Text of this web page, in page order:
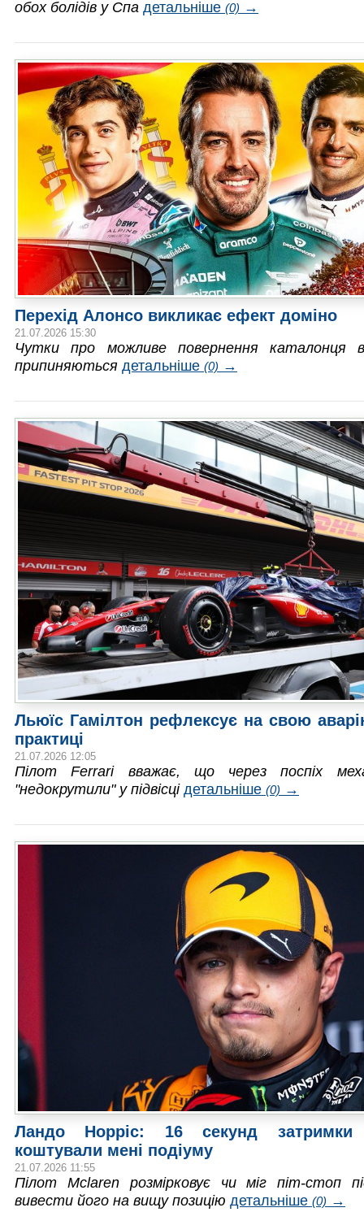
обох болідів у Спа детальніше (0) →
Перехід Алонсо викликає ефект доміно
21.07.2026 15:30
Чутки про можливе повернення каталонця
припиняються детальніше (0) →
Льюїс Гамілтон рефлексує на свою
практиці
21.07.2026 12:05
Пілот Ferrari вважає, що через поспіх
"недокрутили" у підвісці детальніше (0) →
Ландо Норріс: 16 секунд затримки
коштували мені подіуму
21.07.2026 11:55
Пілот Mclaren розмірковує чи міг піт-стоп
вивести його на вищу позицію детальніше (0) →